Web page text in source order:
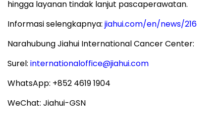
hingga layanan tindak lanjut pascaperawatan.
Informasi selengkapnya: jiahui.com/en/news/216
Narahubung Jiahui International Cancer Center:
Surel: internationaloffice@jiahui.com
WhatsApp: +852 4619 1904
WeChat: Jiahui-GSN